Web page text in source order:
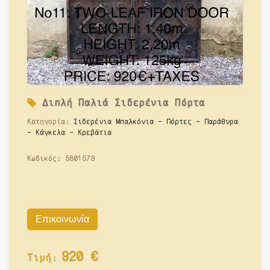
Διπλή Παλιά Σιδερένια Πόρτα
Κατηγορία: Σιδερένια Μπαλκόνια - Πόρτες - Παράθυρα
- Κάγκελα - Κρεβάτια
Κωδικός: 5801579
Επικοινωνία
Τιμή: 920€